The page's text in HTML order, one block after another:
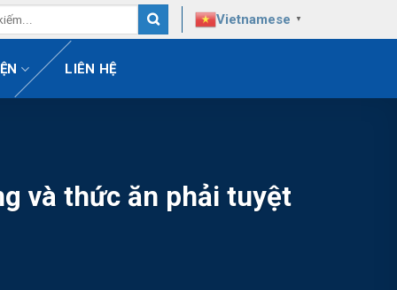
Vietnamese ▼
LIÊN HỆ
và thức ăn phải tuyệt